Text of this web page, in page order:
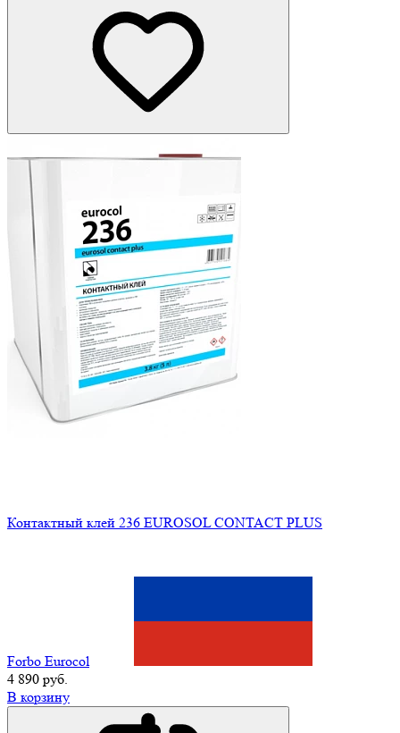
Контактный клей 236 EUROSOL CONTACT PLUS
Forbo Eurocol
4 890 руб.
В корзину